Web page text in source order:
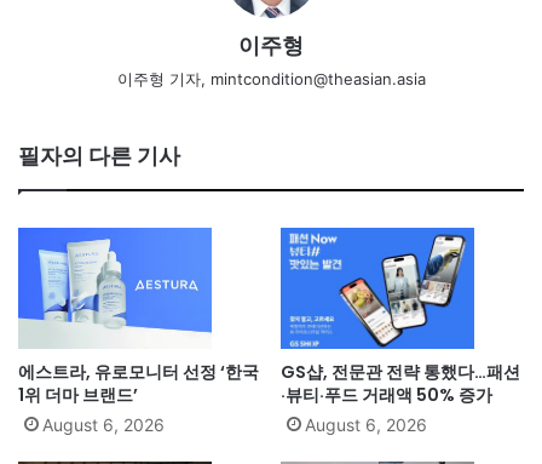
이주형
이주형 기자, mintcondition@theasian.asia
필자의 다른 기사
에스트라, 유로모니터 선정 ‘한국
1위 더마 브랜드’
August 6, 2026
GS샵, 전문관 전략 통했다…패션
·뷰티·푸드 거래액 50% 증가
August 6, 2026